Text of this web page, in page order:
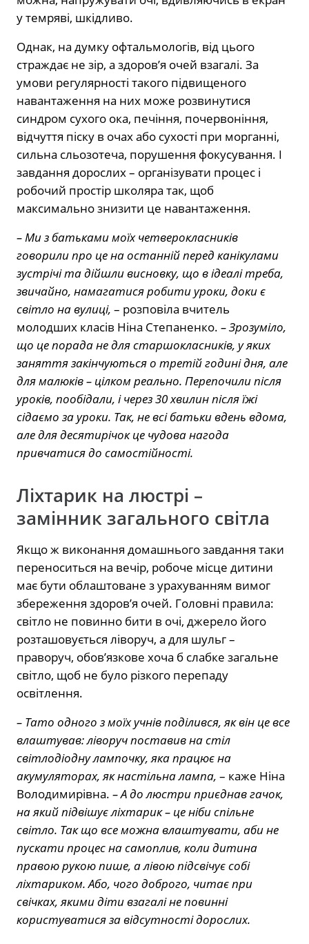
у темряві, шкідливо.
Однак, на думку офтальмологів, від цього
страждає не зір, а здоров’я очей взагалі. За
умови регулярності такого підвищеного
навантаження на них може розвинутися
синдром сухого ока, печіння, почервоніння,
відчуття піску в очах або сухості при морганні,
сильна сльозотеча, порушення фокусування. І
завдання дорослих – організувати процес і
робочий простір школяра так, щоб
максимально знизити це навантаження.
– Ми з батьками моїх четверокласників
говорили про це на останній перед канікулами
зустрічі та дійшли висновку, що в ідеалі треба,
звичайно, намагатися робити уроки, доки є
світло на вулиці, – розповіла вчитель
молодших класів Ніна Степаненко. – Зрозуміло,
що це порада не для старшокласників, у яких
заняття закінчуються о третій годині дня, але
для малюків – цілком реально. Перепочили після
уроків, пообідали, і через 30 хвилин після їжі
сідаємо за уроки. Так, не всі батьки вдень вдома,
але для десятирічок це чудова нагода
привчатися до самостійності.
Ліхтарик на люстрі –
замінник загального світла
Якщо ж виконання домашнього завдання таки
переноситься на вечір, робоче місце дитини
має бути облаштоване з урахуванням вимог
збереження здоров’я очей. Головні правила:
світло не повинно бити в очі, джерело його
розташовується ліворуч, а для шульг –
праворуч, обов’язкове хоча б слабке загальне
світло, щоб не було різкого перепаду
освітлення.
– Тато одного з моїх учнів поділився, як він це все
влаштував: ліворуч поставив на стіл
світлодіодну лампочку, яка працює на
акумуляторах, як настільна лампа, – каже Ніна
Володимирівна. – А до люстри приєднав гачок,
на який підвішує ліхтарик – це ніби спільне
світло. Так що все можна влаштувати, аби не
пускати процес на самоплив, коли дитина
правою рукою пише, а лівою підсвічує собі
ліхтариком. Або, чого доброго, читає при
свічках, якими діти взагалі не повинні
користуватися за відсутності дорослих.